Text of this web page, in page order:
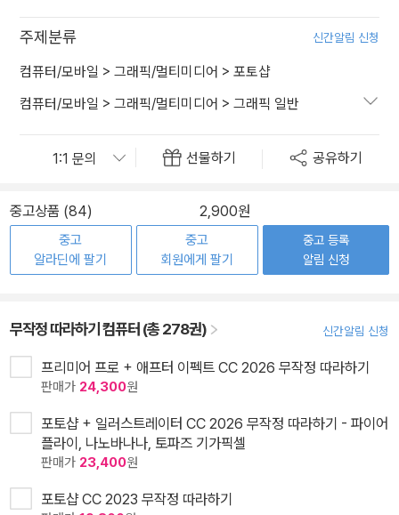
주제분류 신간알림 신청
컴퓨터/모바일 > 그래픽/멀티미디어 > 포토샵
컴퓨터/모바일 > 그래픽/멀티미디어 > 그래픽 일반
선물하기 공유하기
중고상품 (84) 2,900원
중고
알라딘에 팔기
중고
회원에게 팔기
중고 등록
알림 신청
무작정 따라하기 컴퓨터 (총 278권) 신간알림 신청
프리미어 프로 + 애프터 이펙트 CC 2026 무작정 따라하기
판매가 24,300원
포토샵 + 일러스트레이터 CC 2026 무작정 따라하기 - 파이어
플라이, 나노바나나, 토파즈 기가픽셀
판매가 23,400원
포토샵 CC 2023 무작정 따라하기